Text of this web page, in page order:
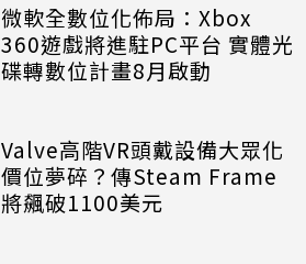
微軟全數位化佈局：Xbox
360遊戲將進駐PC平台 實體光
碟轉數位計畫8月啟動
Valve高階VR頭戴設備大眾化
價位夢碎？傳Steam Frame
將飆破1100美元